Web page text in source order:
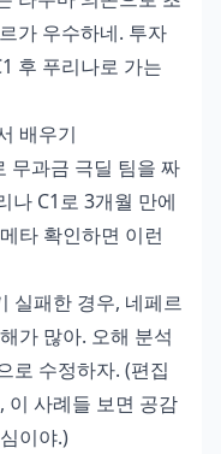
가 우수하네. 투자
후 푸리나로 가는
배우기
무과금 극딜 팀을 짜
나 C1로 3개월 만에
타 확인하면 이런
실패한 경우, 네페르
가 많아. 오해 분석
로 수정하자. (편집
이 사례들 보면 공감
이야.)